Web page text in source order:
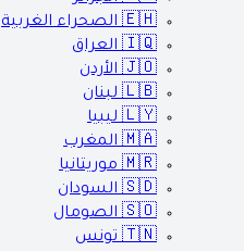
🇪🇭 الصحراء الغربية
🇮🇶 العراق
🇯🇴 الأردن
🇱🇧 لبنان
🇱🇾 ليبيا
🇲🇦 المغرب
🇲🇷 موريتانيا
🇸🇩 السودان
🇸🇴 الصومال
🇹🇳 تونس